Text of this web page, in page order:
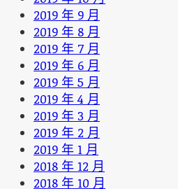
2019 年 9 月
2019 年 8 月
2019 年 7 月
2019 年 6 月
2019 年 5 月
2019 年 4 月
2019 年 3 月
2019 年 2 月
2019 年 1 月
2018 年 12 月
2018 年 10 月